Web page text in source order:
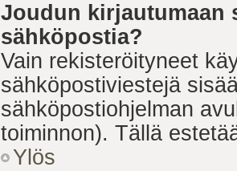
Joudun kirjautumaan
sähköpostia?
Vain rekisteröityneet
sähköpostiviestejä
sähköpostiohjelman
toiminnon). Tällä
Ylös